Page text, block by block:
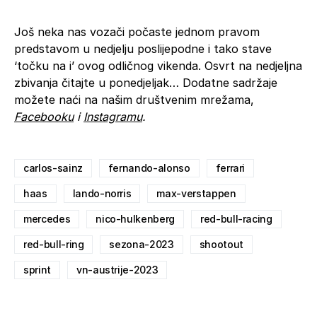
Još neka nas vozači počaste jednom pravom
predstavom u nedjelju poslijepodne i tako stave
‘točku na i’ ovog odličnog vikenda. Osvrt na nedjeljna
zbivanja čitajte u ponedjeljak… Dodatne sadržaje
možete naći na našim društvenim mrežama,
Facebookui Instagramu.
carlos-sainz fernando-alonso ferrari
haas lando-norris max-verstappen
mercedes nico-hulkenberg red-bull-racing
red-bull-ring sezona-2023 shootout
sprint vn-austrije-2023